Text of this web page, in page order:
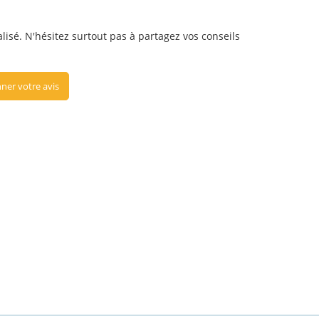
N'hésitez surtout pas à partagez vos conseils
votre avis